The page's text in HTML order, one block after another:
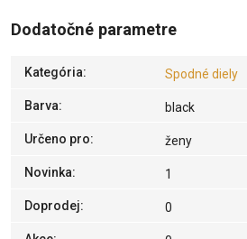
Dodatočné parametre
Kategória: Spodné diely
Barva: black
Určeno pro: ženy
Novinka: 1
Doprodej: 0